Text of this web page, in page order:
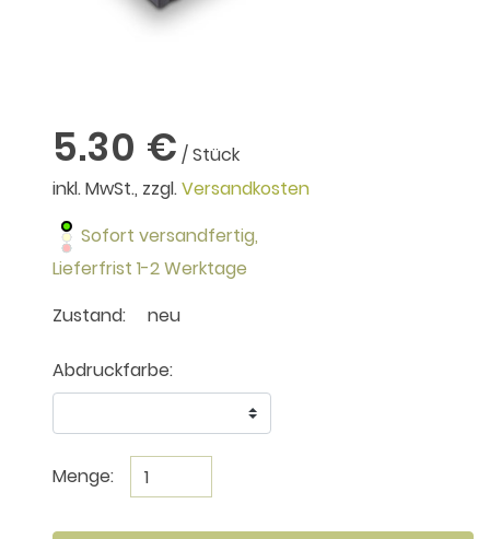
5.30 € / Stück
inkl. MwSt., zzgl.Versandkosten
Sofort versandfertig,
Lieferfrist 1-2 Werktage
Zustand:
neu
Abdruckfarbe:
Menge: